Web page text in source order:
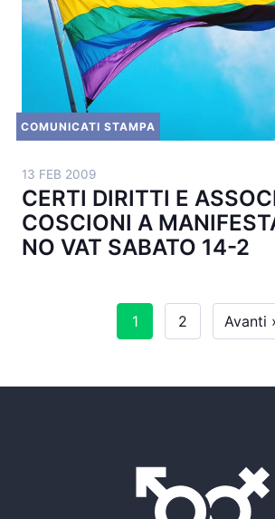
COMUNICATI STAMPA
13 FEB 2009
CERTI DIRITTI E
COSCIONI A
NO VAT SABATO 14-2
1 2 Avanti ›